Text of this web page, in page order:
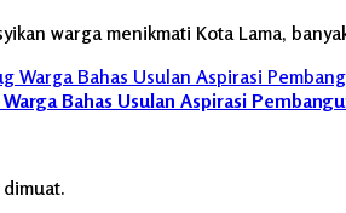
warga menikmati Kota Lama,
Bahas Usulan Aspirasi